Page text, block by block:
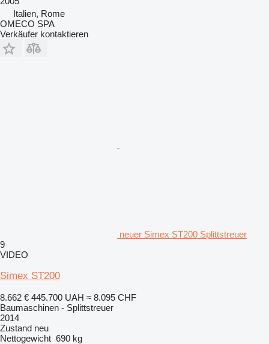
Italien, Rome
OMECO SPA
Verkäufer kontaktieren
neuer Simex ST200 Splittstreuer
9
VIDEO
Simex ST200
8.662 € 445.700 UAH ≈ 8.095 CHF
Baumaschinen - Splittstreuer
2014
Zustand neu
Nettogewicht 690 kg